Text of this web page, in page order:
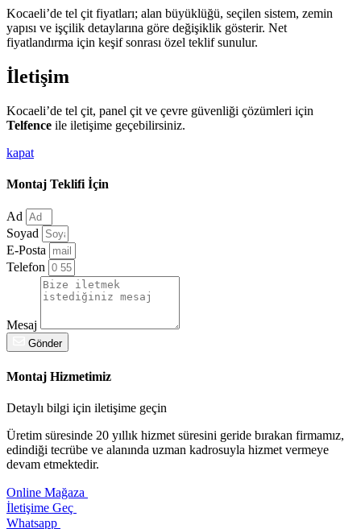
Kocaeli’de tel çit fiyatları; alan büyüklüğü, seçilen sistem, zemin
yapısı ve işçilik detaylarına göre değişiklik gösterir. Net
fiyatlandırma için keşif sonrası özel teklif sunulur.
İletişim
Kocaeli’de tel çit, panel çit ve çevre güvenliği çözümleri için
Telfence ile iletişime geçebilirsiniz.
kapat
Montaj Teklifi İçin
Ad
Soyad
E-Posta
Telefon
Mesaj
Gönder
Montaj Hizmetimiz
Detaylı bilgi için iletişime geçin
Üretim süresinde 20 yıllık hizmet süresini geride bırakan firmamız,
edindiği tecrübe ve alanında uzman kadrosuyla hizmet vermeye
devam etmektedir.
Online Mağaza
İletişime Geç
Whatsapp